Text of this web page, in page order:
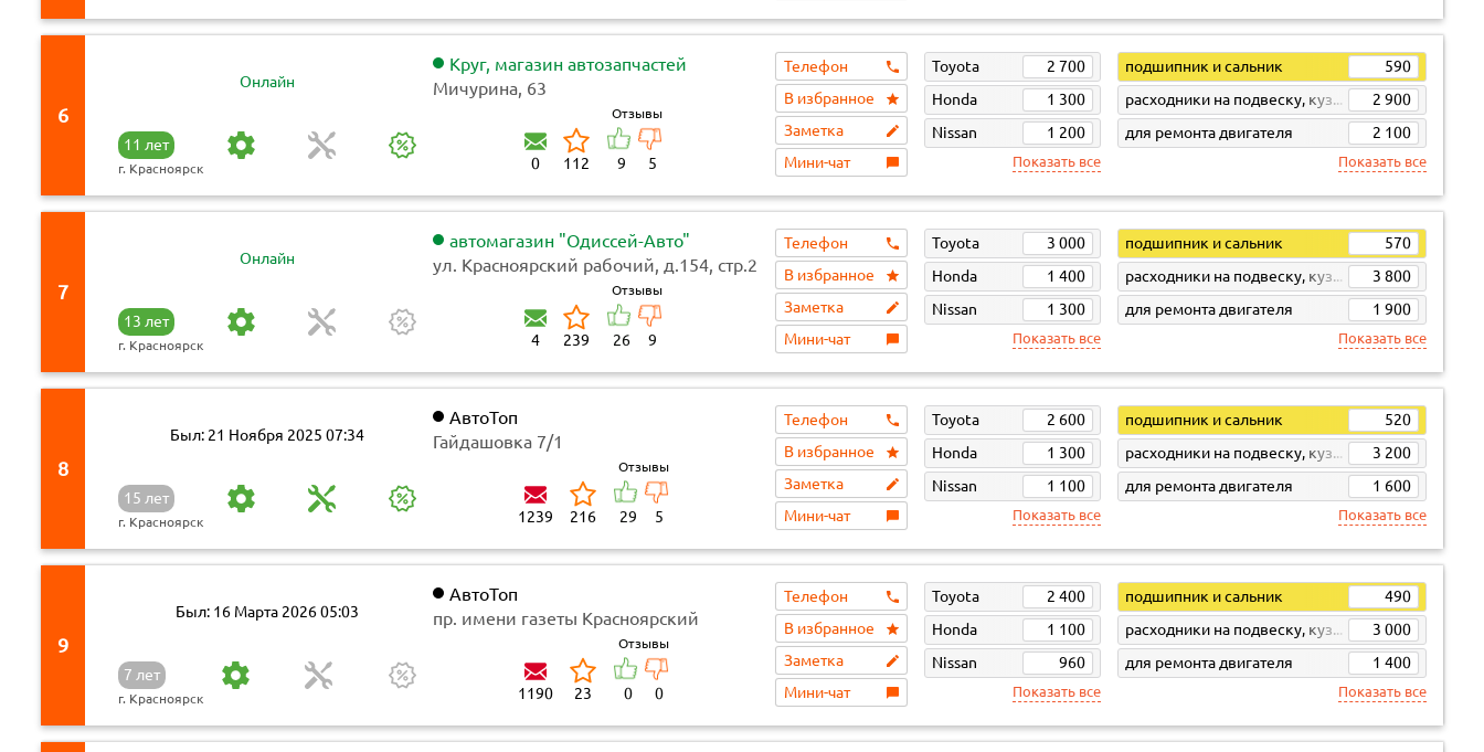
6
Онлайн
11 лет
г. Красноярск
Круг, магазин автозапчастей
Мичурина, 63
0 112
Отзывы
9 5
Телефон
В избранное
Заметка
Мини-чат
Toyota
2 700
Honda
1 300
Nissan
1 200
Показать все
подшипник и сальник
590
расходники на подвеску, кузов, кпп
2 900
для ремонта двигателя
2 100
Показать все
7
Онлайн
13 лет
г. Красноярск
автомагазин "Одиссей-Авто"
ул. Красноярский рабочий, д.154, стр.2
4 239
Отзывы
26 9
Телефон
В избранное
Заметка
Мини-чат
Toyota
3 000
Honda
1 400
Nissan
1 300
Показать все
подшипник и сальник
570
расходники на подвеску, кузов, кпп
3 800
для ремонта двигателя
1 900
Показать все
8
Был: 21 Ноября 2025 07:34
15 лет
г. Красноярск
АвтоТоп
Гайдашовка 7/1
1239 216
Отзывы
29 5
Телефон
В избранное
Заметка
Мини-чат
Toyota
2 600
Honda
1 300
Nissan
1 100
Показать все
подшипник и сальник
520
расходники на подвеску, кузов, кпп
3 200
для ремонта двигателя
1 600
Показать все
9
Был: 16 Марта 2026 05:03
7 лет
г. Красноярск
АвтоТоп
пр. имени газеты Красноярский
1190 23
Отзывы
0 0
Телефон
В избранное
Заметка
Мини-чат
Toyota
2 400
Honda
1 100
Nissan
960
Показать все
подшипник и сальник
490
расходники на подвеску, кузов, кпп
3 000
для ремонта двигателя
1 400
Показать все